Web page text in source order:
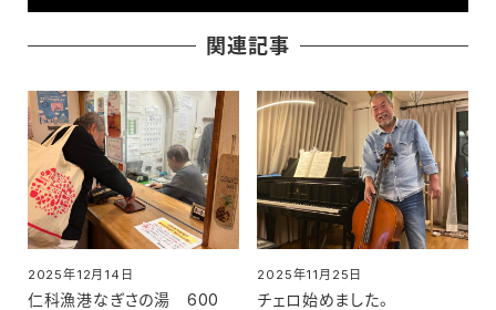
関連記事
仁科漁港なぎさの湯 600
投稿日
2025年12月14日
チェロ始めました。
投稿日
2025年11月25日